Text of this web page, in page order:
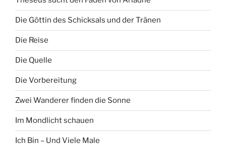
Die Göttin des Schicksals und der Tränen
Die Reise
Die Quelle
Die Vorbereitung
Zwei Wanderer finden die Sonne
Im Mondlicht schauen
Ich Bin – Und Viele Male